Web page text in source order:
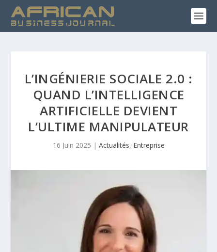
L’INGÉNIERIE SOCIALE 2.0 :
QUAND L’INTELLIGENCE
ARTIFICIELLE DEVIENT
L’ULTIME MANIPULATEUR
16 Juin 2025 | Actualités, Entreprise